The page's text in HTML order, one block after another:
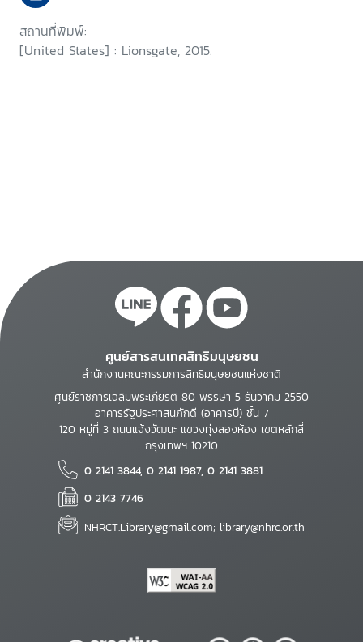
สถานที่พิมพ์:
[United States] : Lionsgate, 2015.
ศูนย์สารสนเทศสิทธิมนุษยชน
สำนักงานคณะกรรมการสิทธิมนุษยชนแห่งชาติ
ศูนย์ราชการเฉลิมพระเกียรติ 80 พรรษา 5 ธันวาคม 2550
อาคารรัฐประศาสนภักดี (อาคารบี) ชั้น 7
120 หมู่ที่ 3 ถนนแจ้งวัฒนะ แขวงทุ่งสองห้อง เขตหลักสี่
กรุงเทพฯ 10210
0 2141 3844, 0 2141 1987, 0 2141 3881
0 2143 7746
NHRCT.Library@gmail.com; library@nhrc.or.th